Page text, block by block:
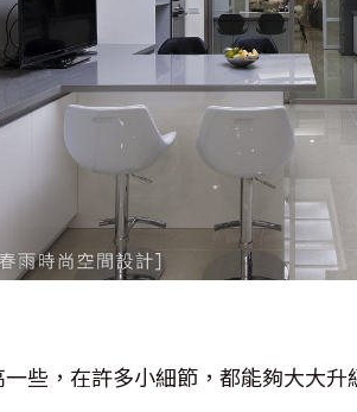
些，在許多小細節，都能夠大大升